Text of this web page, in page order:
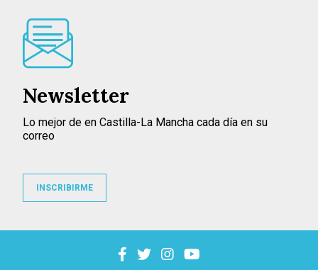
Newsletter
Lo mejor de en Castilla-La Mancha cada día en su
correo
INSCRIBIRME